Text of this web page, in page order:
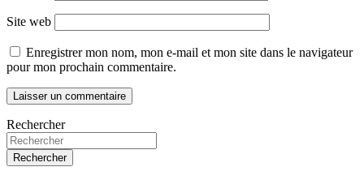
Site web
Enregistrer mon nom, mon e-mail et mon site dans le navigateur
pour mon prochain commentaire.
Rechercher
Rechercher